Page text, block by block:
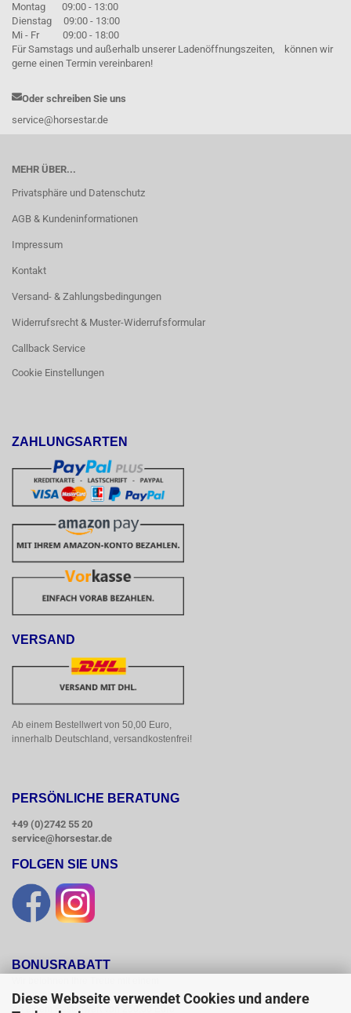
Diese Webseite verwendet Cookies und andere
Montag 09:00 - 13:00
Dienstag 09:00 - 13:00
Mi - Fr 09:00 - 18:00
Für Samstags und außerhalb unserer Ladenöffnungszeiten, können wir
gerne einen Termin vereinbaren!
Oder schreiben Sie uns
service@horsestar.de
MEHR ÜBER...
Privatsphäre und Datenschutz
AGB & Kundeninformationen
Impressum
Kontakt
Versand- & Zahlungsbedingungen
Widerrufsrecht & Muster-Widerrufsformular
Callback Service
Cookie Einstellungen
ZAHLUNGSARTEN
VERSAND
Ab einem Bestellwert von 50,00 Euro,
innerhalb Deutschland, versandkostenfrei!
PERSÖNLICHE BERATUNG
+49 (0)2742 55 20
service@horsestar.de
FOLGEN SIE UNS
BONUSRABATT
Bonusrabatt.
Ab einem Bestellwert von 250,00 Euro